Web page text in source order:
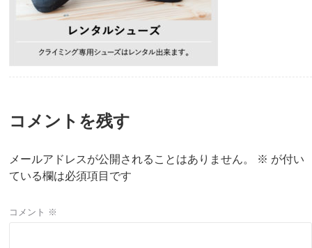
コメントを残す
メールアドレスが公開されることはありません。 ※ が付い
ている欄は必須項目です
コメント ※